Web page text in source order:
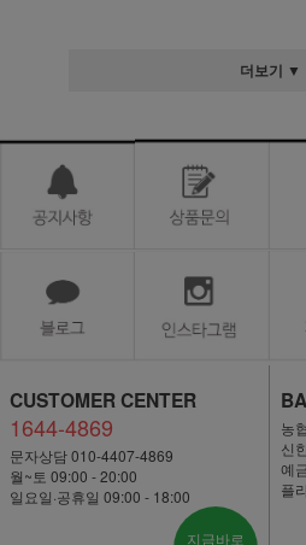
더보기 ▼
CUSTOMER CENTER
1644-4869
문자상담 010-4407-4869
월~토 09:00 - 20:00
일요일·공휴일 09:00 - 18:00
지금바로
농
신
예
플